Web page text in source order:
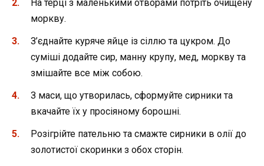
На терці з маленькими отворами потріть очищену
моркву.
З’єднайте куряче яйце із сіллю та цукром. До
суміші додайте сир, манну крупу, мед, моркву та
змішайте все між собою.
З маси, що утворилась, сформуйте сирники та
вкачайте їх у просіяному борошні.
Розігрійте пательню та смажте сирники в олії до
золотистої скоринки з обох сторін.